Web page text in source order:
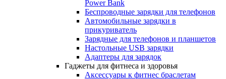
Power Bank
Беспроводные зарядки для телефонов
Автомобильные зарядки в
прикуриватель
Зарядные для телефонов и планшетов
Настольные USB зарядки
Адаптеры для зарядок
Гаджеты для фитнеса и здоровья
Аксессуары к фитнес браслетам